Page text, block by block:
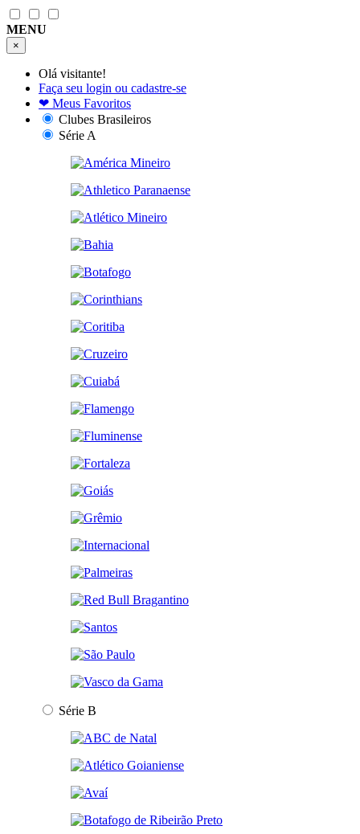
MENU
×
Olá visitante!
Faça seu login ou cadastre-se
❤ Meus Favoritos
Clubes Brasileiros
Série A
Série B